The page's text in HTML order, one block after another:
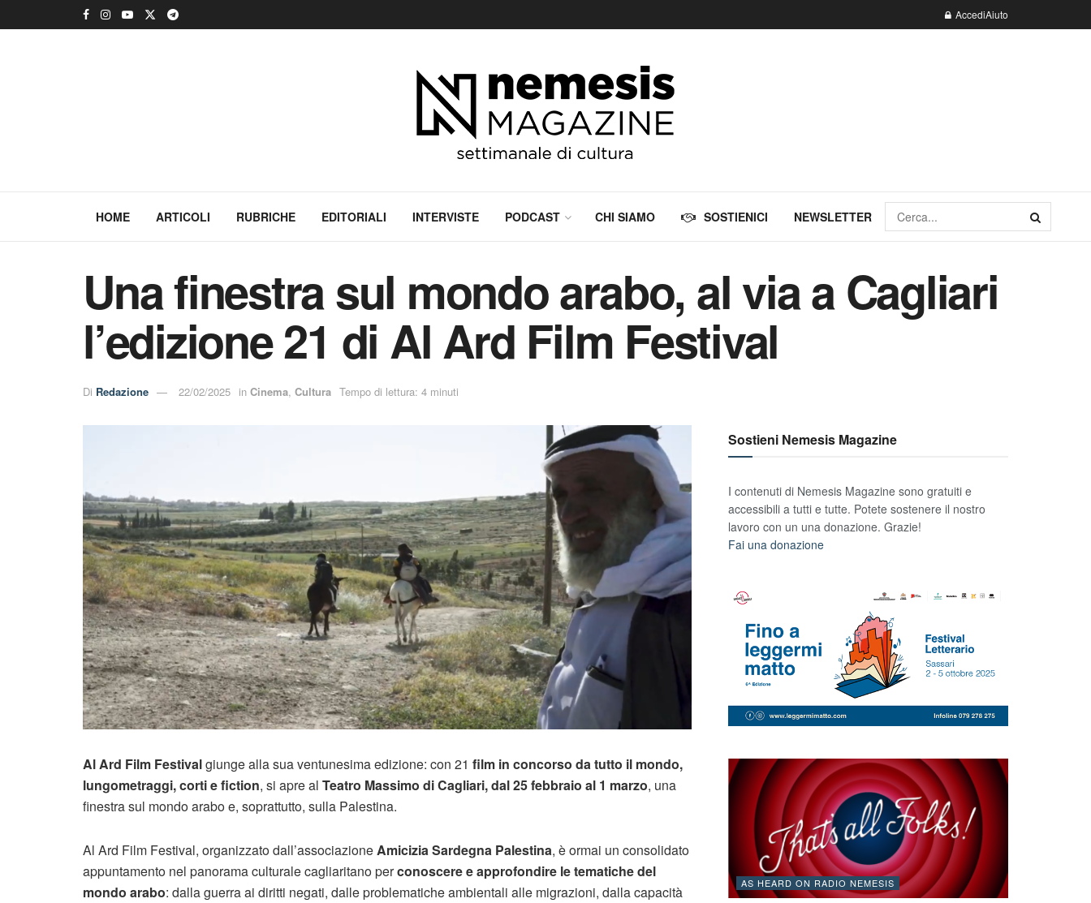
AccediAiuto
HOME ARTICOLI RUBRICHE EDITORIALI INTERVISTE PODCAST CHI SIAMO SOSTIENICI NEWSLETTER
Una finestra sul mondo arabo, al via a Cagliari
l’edizione 21 di Al Ard Film Festival
Di Redazione 22/02/2025 in Cinema, Cultura Tempo di lettura: 4 minuti
Al Ard Film Festivalgiunge alla sua ventunesima edizione: con 21 film in concorso da tutto il mondo,
lungometraggi, corti e fiction, si apre al Teatro Massimo di Cagliari, dal 25 febbraio al 1 marzo, una
finestra sul mondo arabo e, soprattutto, sulla Palestina.
Al Ard Film Festival, organizzato dall’associazioneAmicizia Sardegna Palestina, è ormai un consolidato
appuntamento nel panorama culturale cagliaritano perconoscere e approfondire le tematiche del
mondo arabo: dalla guerra ai diritti negati, dalle problematiche ambientali alle migrazioni, dalla capacità
Sostieni Nemesis Magazine
I contenuti di Nemesis Magazine sono gratuiti e
accessibili a tutti e tutte. Potete sostenere il nostro
lavoro con un una donazione. Grazie!
Fai una donazione
AS HEARD ON RADIO NEMESIS